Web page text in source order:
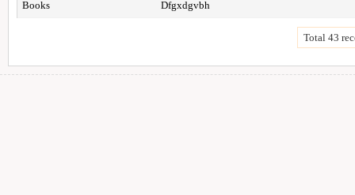
Books Dfgxdgvbh
Total 43